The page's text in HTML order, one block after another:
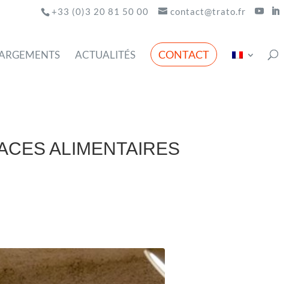
+33 (0)3 20 81 50 00 contact@trato.fr
ACTUALITÉS CONTACT
ALIMENTAIRES